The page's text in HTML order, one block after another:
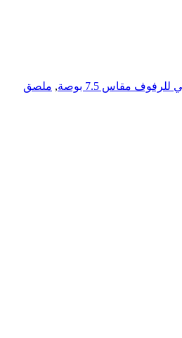
مقاس 7.5 بوصة , ملصق